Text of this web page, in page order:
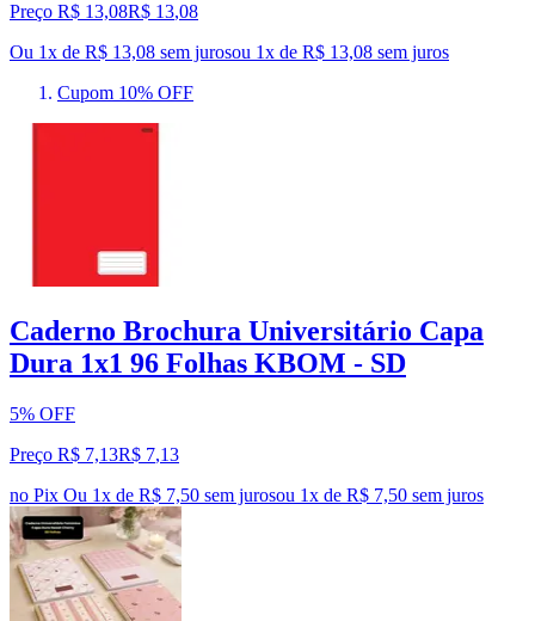
Preço R$ 13,08R$ 13,08
Ou 1x de R$ 13,08 sem jurosou 1x de R$ 13,08 sem juros
Cupom 10% OFF
Caderno Brochura Universitário Capa
Dura 1x1 96 Folhas KBOM - SD
5% OFF
Preço R$ 7,13R$ 7,13
no Pix Ou 1x de R$ 7,50 sem jurosou 1x de R$ 7,50 sem juros